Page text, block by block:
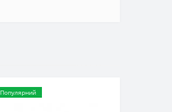
Популярний